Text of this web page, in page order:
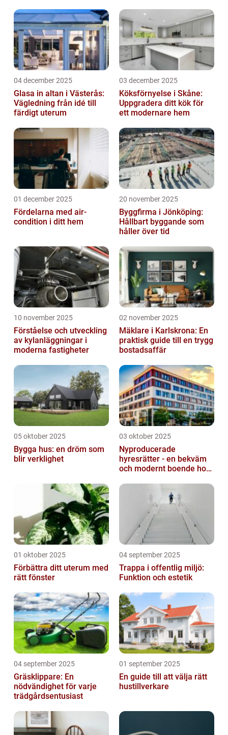
04 december 2025
Glasa in altan i Västerås:
Vägledning från idé till
färdigt uterum
03 december 2025
Köksförnyelse i Skåne:
Uppgradera ditt kök för
ett modernare hem
01 december 2025
Fördelarna med air-
condition i ditt hem
20 november 2025
Byggfirma i Jönköping:
Hållbart byggande som
håller över tid
10 november 2025
Förståelse och utveckling
av kylanläggningar i
moderna fastigheter
02 november 2025
Mäklare i Karlskrona: En
praktisk guide till en trygg
bostadsaffär
05 oktober 2025
Bygga hus: en dröm som
blir verklighet
03 oktober 2025
Nyproducerade
hyresrätter - en bekväm
och modernt boende hos
nyproduktion
01 oktober 2025
Förbättra ditt uterum med
rätt fönster
04 september 2025
Trappa i offentlig miljö:
Funktion och estetik
04 september 2025
Gräsklippare: En
nödvändighet för varje
trädgårdsentusiast
01 september 2025
En guide till att välja rätt
hustillverkare